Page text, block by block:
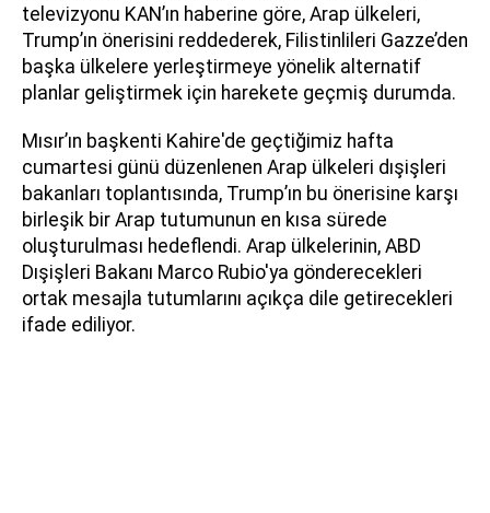
televizyonu KAN’ın haberine göre, Arap ülkeleri,
Trump’ın önerisini reddederek, Filistinlileri Gazze’den
başka ülkelere yerleştirmeye yönelik alternatif
planlar geliştirmek için harekete geçmiş durumda.
Mısır’ın başkenti Kahire'de geçtiğimiz hafta
cumartesi günü düzenlenen Arap ülkeleri dışişleri
bakanları toplantısında, Trump’ın bu önerisine karşı
birleşik bir Arap tutumunun en kısa sürede
oluşturulması hedeflendi. Arap ülkelerinin, ABD
Dışişleri Bakanı Marco Rubio'ya gönderecekleri
ortak mesajla tutumlarını açıkça dile getirecekleri
ifade ediliyor.